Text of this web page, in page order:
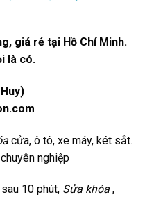
giá rẻ tại Hồ Chí Minh.
là có.
cửa, ô tô, xe máy, két sắt.
nghiệp
10 phút, Sửa khóa ,